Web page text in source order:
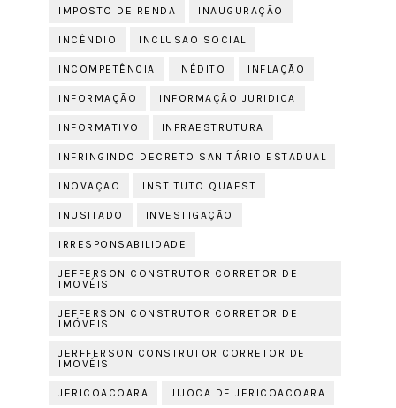
IMPOSTO DE RENDA INAUGURAÇÃO
INCÊNDIO INCLUSÃO SOCIAL
INCOMPETÊNCIA INÉDITO INFLAÇÃO
INFORMAÇÃO INFORMAÇÃO JURIDICA
INFORMATIVO INFRAESTRUTURA
INFRINGINDO DECRETO SANITÁRIO ESTADUAL
INOVAÇÃO INSTITUTO QUAEST
INUSITADO INVESTIGAÇÃO
IRRESPONSABILIDADE
JEFFERSON CONSTRUTOR CORRETOR DE
IMOVÉIS
JEFFERSON CONSTRUTOR CORRETOR DE
IMÓVEIS
JERFFERSON CONSTRUTOR CORRETOR DE
IMOVÉIS
JERICOACOARA JIJOCA DE JERICOACOARA